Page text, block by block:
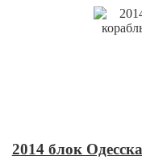
2014 блок